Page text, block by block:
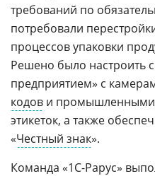
требований по
потребовали
процессов упаковки
Решено было настроить
предприятием» с
кодов и промышленными
этикеток, а также
«Честный знак».
Команда «1С-Рарус»